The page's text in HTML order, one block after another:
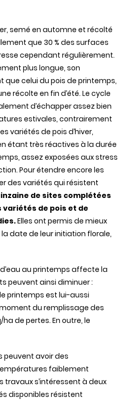
semé en automne et récolté
que 30 % des surfaces
cependant régulièrement.
plus longue, son
celui du pois de printemps,
récolte en fin d’été. Le cycle
d’échapper assez bien
estivales, contrairement
variétés de pois d’hiver,
étant très réactives à la durée
assez exposées aux stress
Pour étendre encore les
des variétés qui résistent
de sites complétées
de pois et de
Elles ont permis de mieux
date de leur initiation florale,
au printemps affecte la
peuvent ainsi diminuer :
printemps est lui-aussi
du remplissage des
de pertes. En outre, le
peuvent avoir des
faiblement
travaux s’intéressent à deux
disponibles résistent